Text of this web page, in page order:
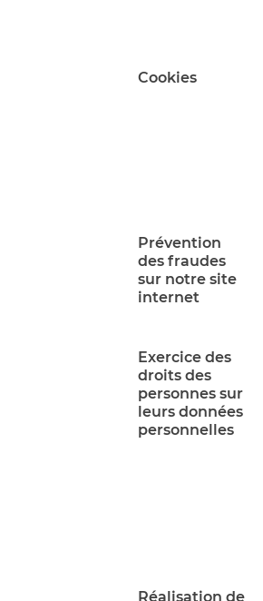
Cookies
Prévention
des fraudes
sur notre site
internet
Exercice des
droits des
personnes sur
leurs données
personnelles
Réalisation de